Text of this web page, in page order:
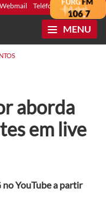
Webmail Teléfonos Licitaciones
MENU
aborda
em live
no YouTube a partir